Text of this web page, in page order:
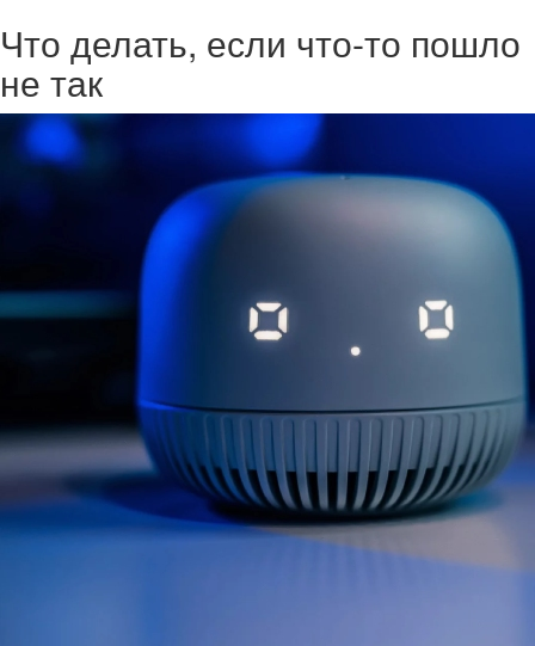
Что делать, если что-то пошло
не так